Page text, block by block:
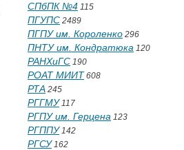
СПбПК №4 115
ПГУПС 2489
ПГПУ им. Короленко 296
ПНТУ им. Кондратюка 120
РАНХиГС 190
РОАТ МИИТ 608
РТА 245
РГГМУ117
РГПУ им. Герцена 123
РГППУ142
РГСУ162